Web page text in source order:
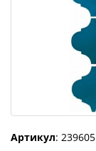
Артикул: 239605